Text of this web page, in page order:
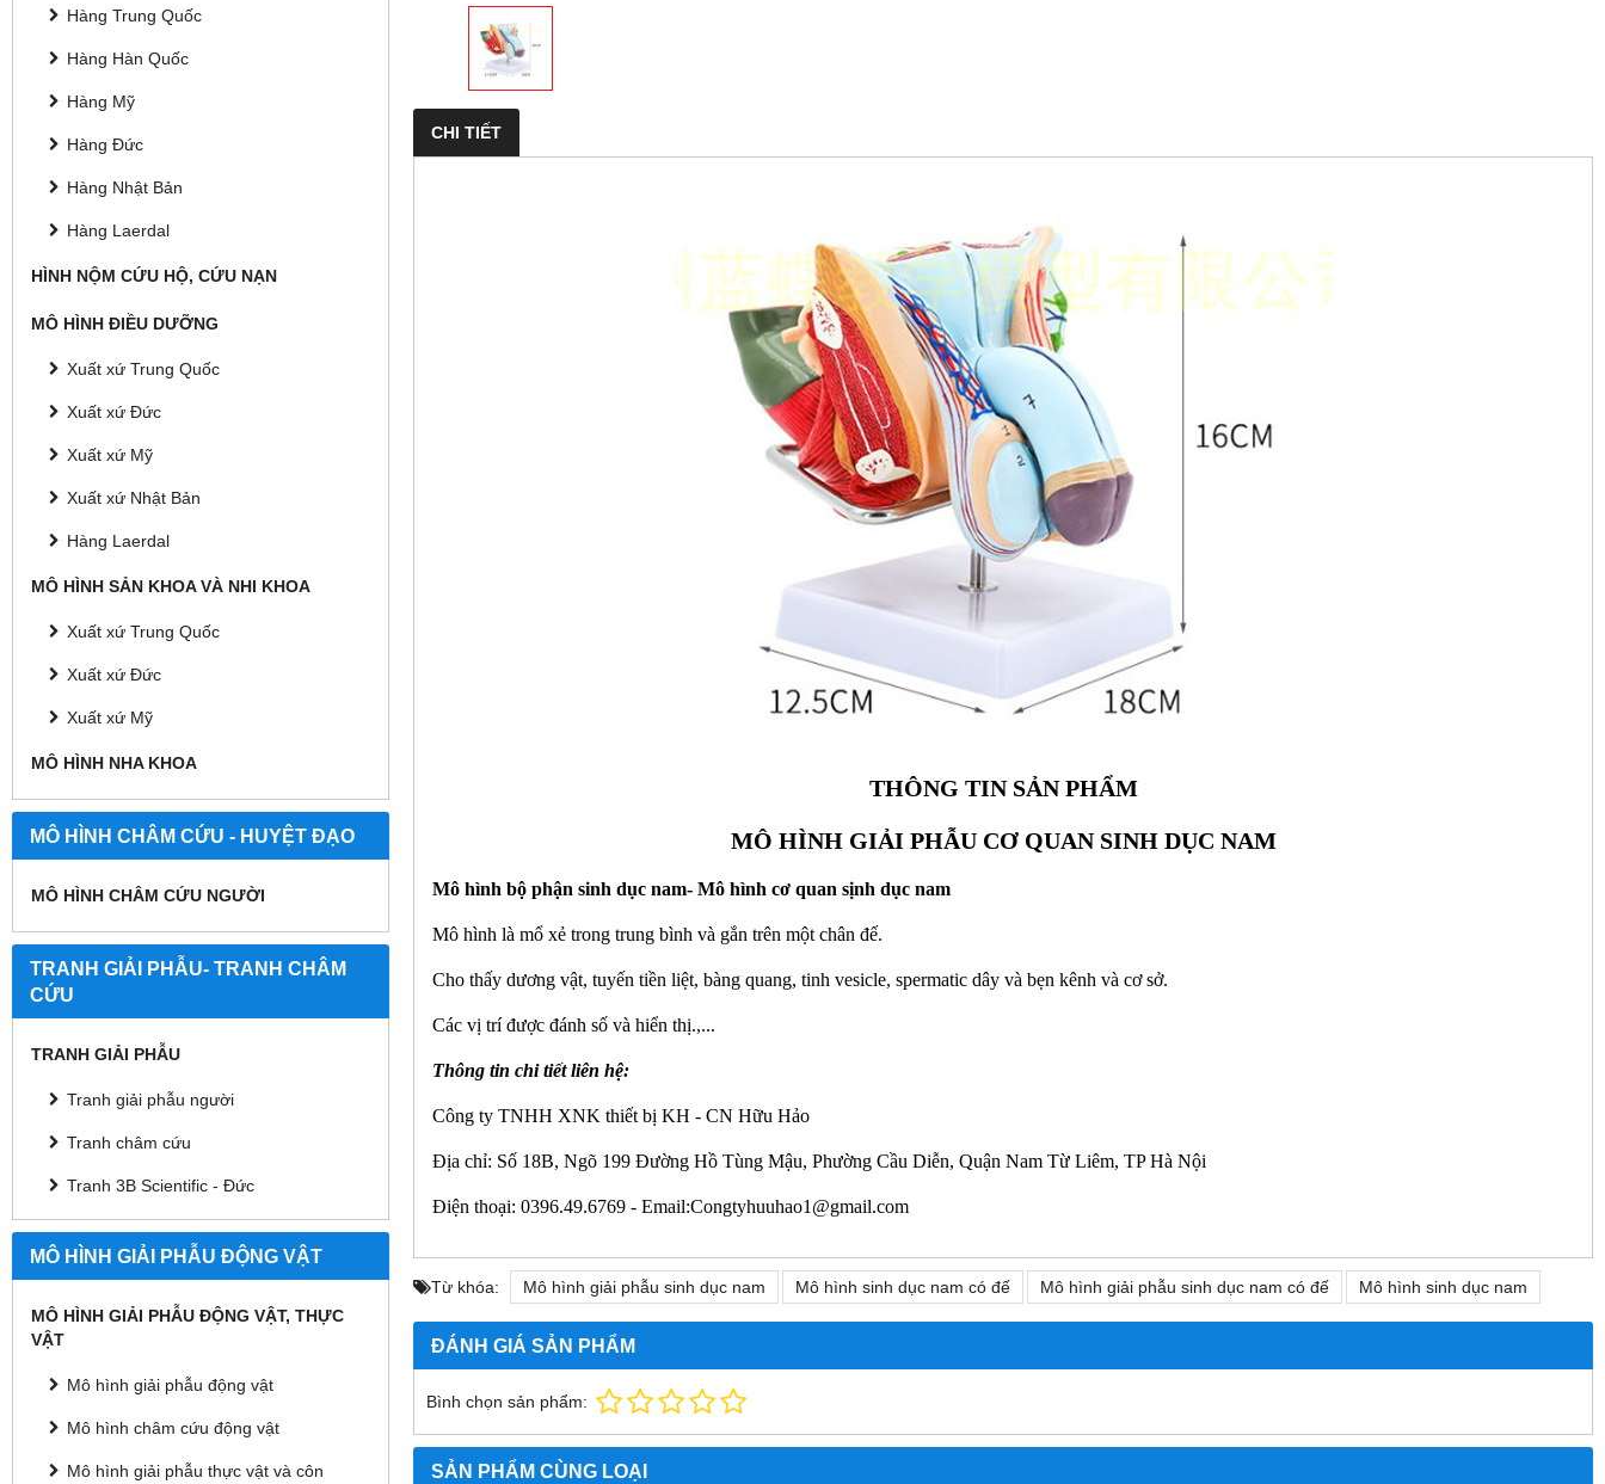
Hàng Trung Quốc
Hàng Hàn Quốc
Hàng Mỹ
Hàng Đức
Hàng Nhật Bản
Hàng Laerdal
HÌNH NỘM CỨU HỘ, CỨU NẠN
MÔ HÌNH ĐIỀU DƯỠNG
Xuất xứ Trung Quốc
Xuất xứ Đức
Xuất xứ Mỹ
Xuất xứ Nhật Bản
Hàng Laerdal
MÔ HÌNH SẢN KHOA VÀ NHI KHOA
Xuất xứ Trung Quốc
Xuất xứ Đức
Xuất xứ Mỹ
MÔ HÌNH NHA KHOA
MÔ HÌNH CHÂM CỨU - HUYỆT ĐẠO
MÔ HÌNH CHÂM CỨU NGƯỜI
TRANH GIẢI PHẪU- TRANH CHÂM
CỨU
TRANH GIẢI PHẪU
Tranh giải phẫu người
Tranh châm cứu
Tranh 3B Scientific - Đức
MÔ HÌNH GIẢI PHẪU ĐỘNG VẬT
MÔ HÌNH GIẢI PHẪU ĐỘNG VẬT, THỰC
VẬT
Mô hình giải phẫu động vật
Mô hình châm cứu động vật
Mô hình giải phẫu thực vật và côn
CHI TIẾT
THÔNG TIN SẢN PHẨM
MÔ HÌNH GIẢI PHẪU CƠ QUAN SINH DỤC NAM
Mô hình bộ phận sinh dục nam- Mô hình cơ quan sịnh dục nam
Mô hình là mổ xẻ trong trung bình và gắn trên một chân đế.
Cho thấy dương vật, tuyến tiền liệt, bàng quang, tinh vesicle, spermatic dây và bẹn kênh và cơ sở.
Các vị trí được đánh số và hiển thị.,...
Thông tin chi tiết liên hệ:
Công ty TNHH XNK thiết bị KH - CN Hữu Hảo
Địa chỉ: Số 18B, Ngõ 199 Đường Hồ Tùng Mậu, Phường Cầu Diễn, Quận Nam Từ Liêm, TP Hà Nội
Điện thoại: 0396.49.6769 - Email:Congtyhuuhao1@gmail.com
Từ khóa: Mô hình giải phẫu sinh dục nam Mô hình sinh dục nam có đế Mô hình giải phẫu sinh dục nam có đế Mô hình sinh dục nam
ĐÁNH GIÁ SẢN PHẨM
Bình chọn sản phẩm:
SẢN PHẨM CÙNG LOẠI